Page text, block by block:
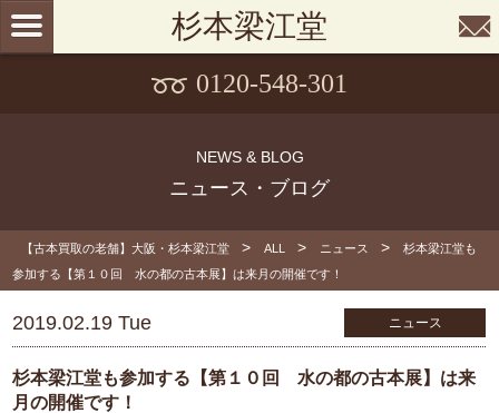
杉本梁江堂
0120-548-301
NEWS & BLOG
ニュース・ブログ
【古本買取の老舗】大阪・杉本梁江堂 > ALL > ニュース >
杉本梁江堂も
参加する【第１０回 水の都の古本展】は来月の開催です！
2019.02.19 Tue ニュース
杉本梁江堂も参加する【第１０回 水の都の古本展】は来
月の開催です！